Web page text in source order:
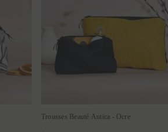
Trousses Beauté Antica - Ocre